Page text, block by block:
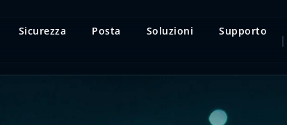
Sicurezza Posta Soluzioni Supporto